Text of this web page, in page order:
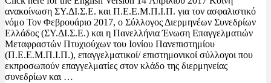
ανακοίνωση ΣΥ.ΔΙ.Σ.Ε. και Π.Ε.Ε.Μ.Π.Ι.Π. για τον ασφαλιστικό
νόμο Τον Φεβρουάριο 2017, ο Σύλλογος Διερμηνέων Συνεδρίων
Ελλάδος (ΣΥ.ΔΙ.Σ.Ε.) και η Πανελλήνια Ένωση Επαγγελματιών
Μεταφραστών Πτυχιούχων του Ιονίου Πανεπιστημίου
(Π.Ε.Ε.Μ.Π.Ι.Π.), επαγγελματικοί/ επιστημονικοί σύλλογοι που
εκπροσωπούν επαγγελματίες στον κλάδο της διερμηνείας
συνεδρίων και …